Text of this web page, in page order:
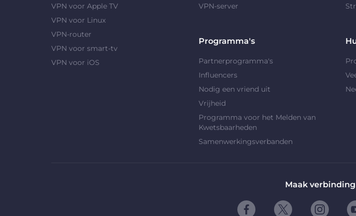
VPN voor Apple TV
VPN voor Linux
VPN-router
VPN voor smart-tv
VPN voor iOS
VPN-server
Programma's
Partnerprogramma's
Influencers
Nodig een vriend uit
Vrijheid
Programma voor het Melden van
Kwetsbaarheden
Samenwerkingsverbanden
Maak